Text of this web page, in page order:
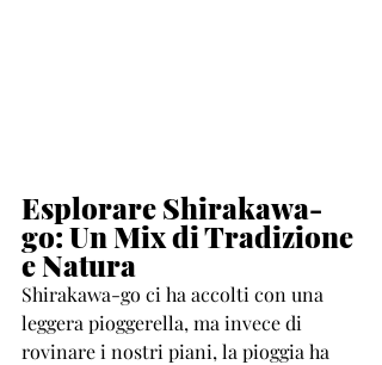
Esplorare Shirakawa-
go: Un Mix di Tradizione
e Natura
Shirakawa-go ci ha accolti con una
leggera pioggerella, ma invece di
rovinare i nostri piani, la pioggia ha